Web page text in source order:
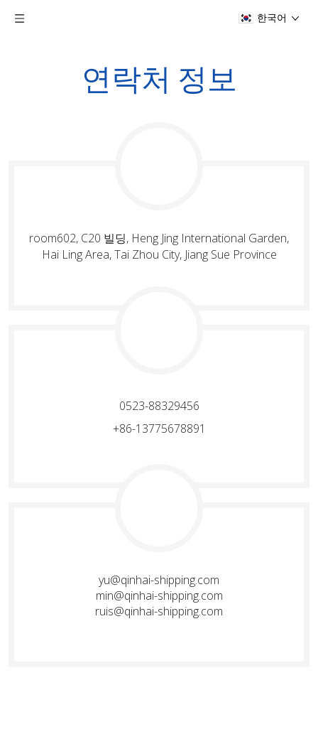
한국어
연락처 정보
room602, C20 빌딩, Heng Jing International Garden,
Hai Ling Area, Tai Zhou City, Jiang Sue Province
0523-88329456
+86-13775678891
yu@qinhai-shipping.com
min@qinhai-shipping.com
ruis@qinhai-shipping.com